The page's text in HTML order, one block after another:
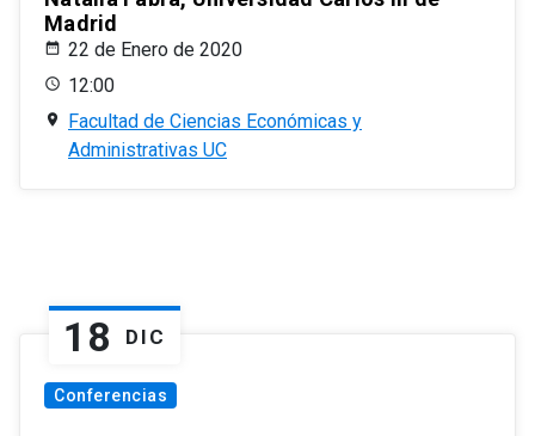
Madrid
22 de Enero de 2020
12:00
Facultad de Ciencias Económicas y
Administrativas UC
18 DIC
Conferencias